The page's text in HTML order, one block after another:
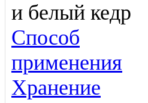
и белый кедр
Способ
применения
Хранение